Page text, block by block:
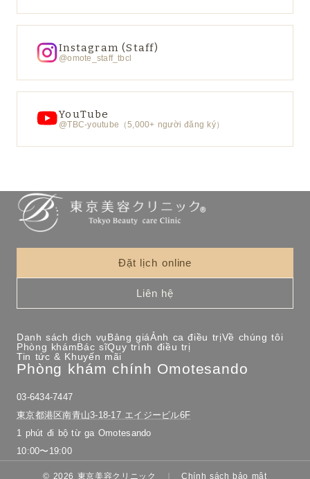
Instagram (Staff)
@omote_staff_tbcl
YouTube
@TBC-youtube（5,000+ người đăng ký）
Đặt lịch online
Liên hệ
Danh sách dịch vụBảng giáẢnh ca điều trịVề chúng tôi
Phòng khámBác sĩQuy trình điều trị
Tin tức & Khuyến mãi
Phòng khám chính Omotesando
03-6434-7447
東京都港区南青山3-18-17 エイジービル6F
1 phút đi bộ từ ga Omotesando
10:00〜19:00
© 2026 東京美容クリニック Chính sách bảo mật